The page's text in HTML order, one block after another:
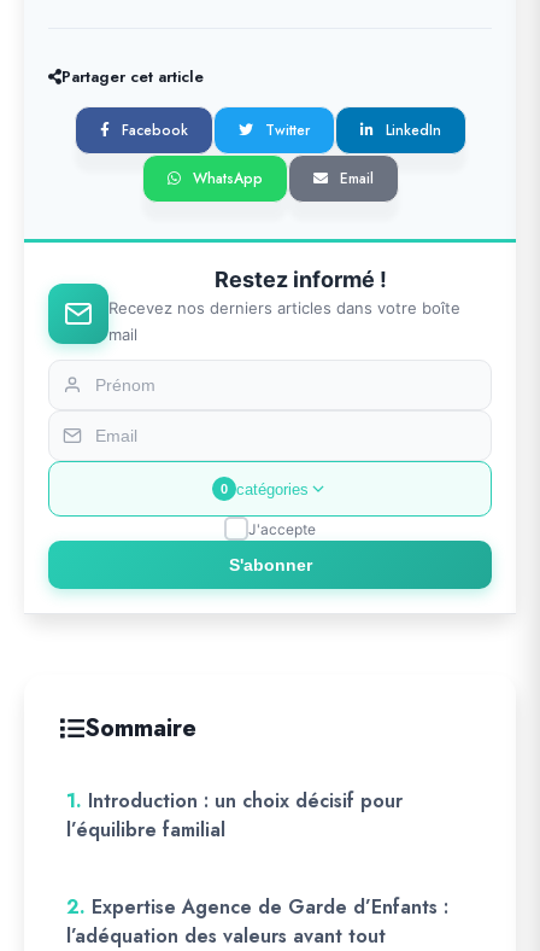
Partager cet article
Facebook Twitter LinkedIn
WhatsApp Email
Restez informé !
Recevez nos derniers articles dans votre boîte
mail
0 catégories
J'accepte
S'abonner
Sommaire
1. Introduction : un choix décisif pour
l’équilibre familial
2. Expertise Agence de Garde d’Enfants :
l’adéquation des valeurs avant tout